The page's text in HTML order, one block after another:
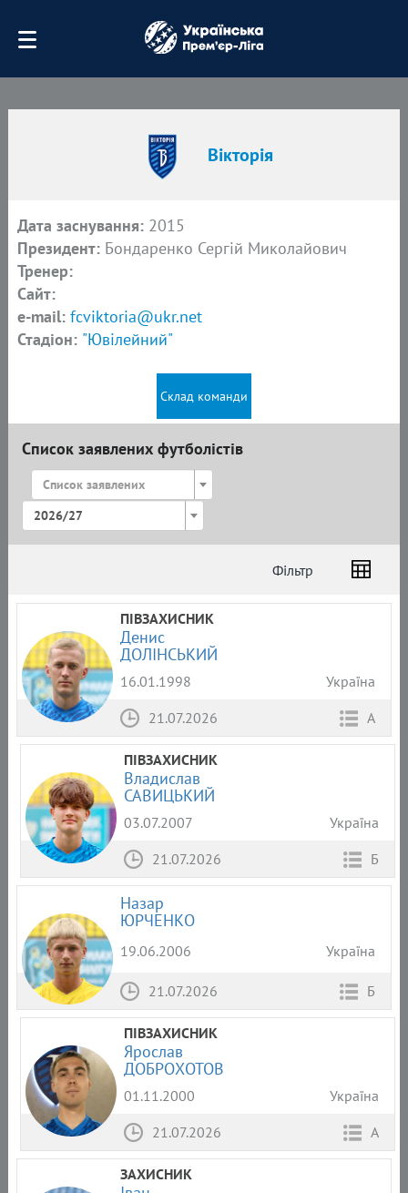
Вікторія
Дата заснування: 2015
Президент: Бондаренко Сергій Миколайович
Тренер:
Сайт:
e-mail: fcviktoria@ukr.net
Стадіон: "Ювілейний"
Склад команди
Список заявлених футболістів
Список заявлених
2026/27
Фільтр
Список
Амплуа
Громадянство
ПІВЗАХИСНИК
Денис
ДОЛІНСЬКИЙ
16.01.1998
Україна
21.07.2026
А
ПІВЗАХИСНИК
Владислав
САВИЦЬКИЙ
03.07.2007
Україна
21.07.2026
Б
Назар
ЮРЧЕНКО
19.06.2006 Україна
21.07.2026 Б
ПІВЗАХИСНИК
Ярослав
ДОБРОХОТОВ
01.11.2000
Україна
21.07.2026
А
ЗАХИСНИК